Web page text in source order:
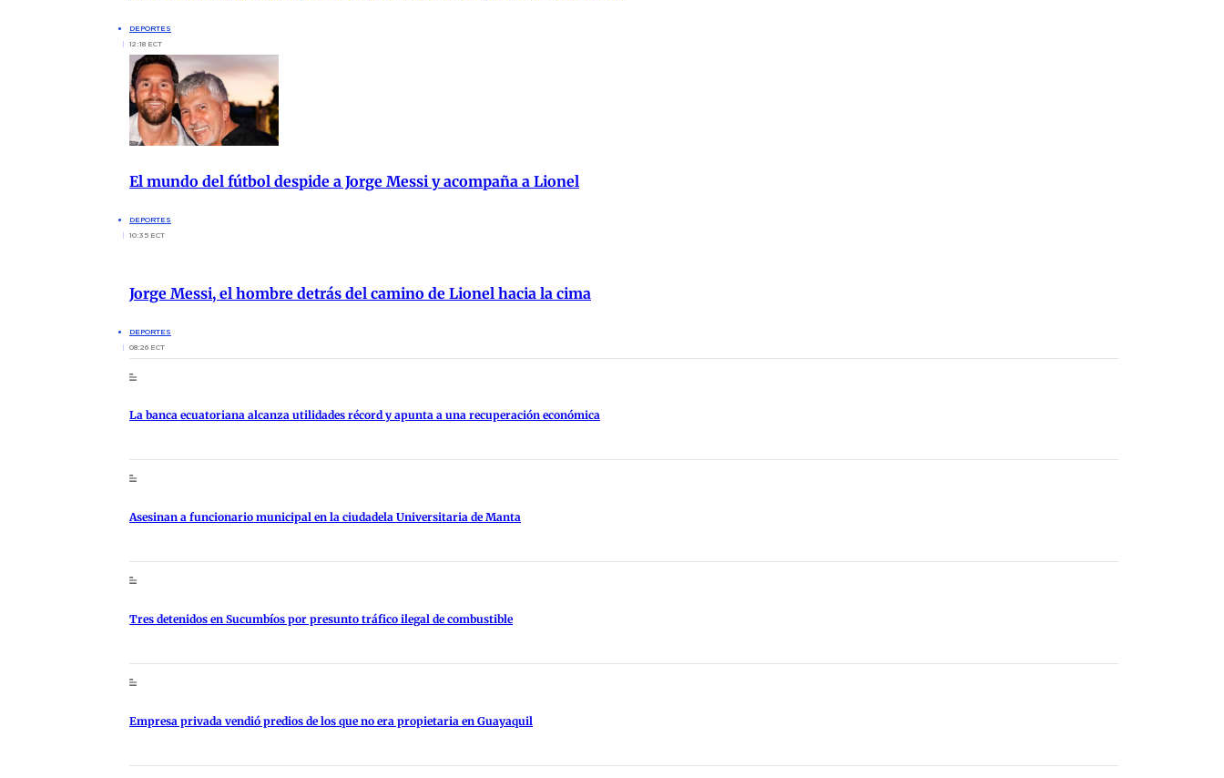
DEPORTES
12:18 ECT
El mundo del fútbol despide a Jorge Messi y acompaña a Lionel
DEPORTES
10:35 ECT
Jorge Messi, el hombre detrás del camino de Lionel hacia la cima
DEPORTES
08:26 ECT
La banca ecuatoriana alcanza utilidades récord y apunta a una recuperación económica
Asesinan a funcionario municipal en la ciudadela Universitaria de Manta
Tres detenidos en Sucumbíos por presunto tráfico ilegal de combustible
Empresa privada vendió predios de los que no era propietaria en Guayaquil